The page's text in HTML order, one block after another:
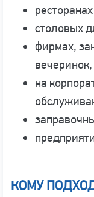
столовых
фирмах,
на
КОМУ